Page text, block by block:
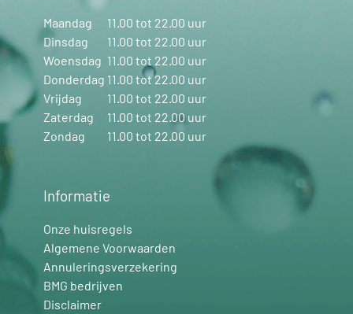
Maandag
11.00 tot 22.00 uur
Dinsdag
11.00 tot 22.00 uur
Woensdag 11.00 tot 22.00 uur
Donderdag 11.00 tot 22.00 uur
Vrijdag
11.00 tot 22.00 uur
Zaterdag
11.00 tot 22.00 uur
Zondag
11.00 tot 22.00 uur
Informatie
Onze huisregels
Algemene Voorwaarden
Annuleringsverzekering
BMG bedrijven
Disclaimer